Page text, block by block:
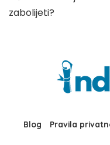
zabolijeti?
Blog Pravila